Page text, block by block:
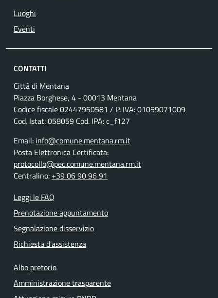
Luoghi
Eventi
CONTATTI
Città di Mentana
Piazza Borghese, 4 - 00013 Mentana
Codice fiscale02447950581 / P. IVA:01059071009
Cod. Istat: 058059 Cod. IPA: c_f127
Email: info@comune.mentana.rm.it
Posta Elettronica Certificata:
protocollo@pec.comune.mentana.rm.it
Centralino: +39 06 90 96 91
Leggi le FAQ
Prenotazione appuntamento
Segnalazione disservizio
Richiesta d'assistenza
Albo pretorio
Amministrazione trasparente